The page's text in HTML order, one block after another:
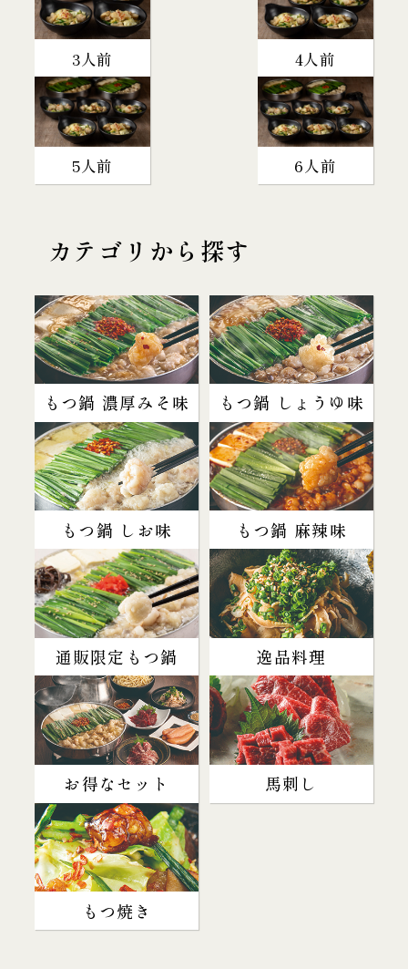
3人前 4人前
5人前 6人前
カテゴリから探す
もつ鍋 濃厚みそ味 もつ鍋 しょうゆ味
もつ鍋 しお味 もつ鍋 麻辣味
通販限定もつ鍋 逸品料理
お得なセット 馬刺し
もつ焼き